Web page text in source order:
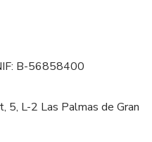
B-56858400
5, L-2 Las Palmas de Gran